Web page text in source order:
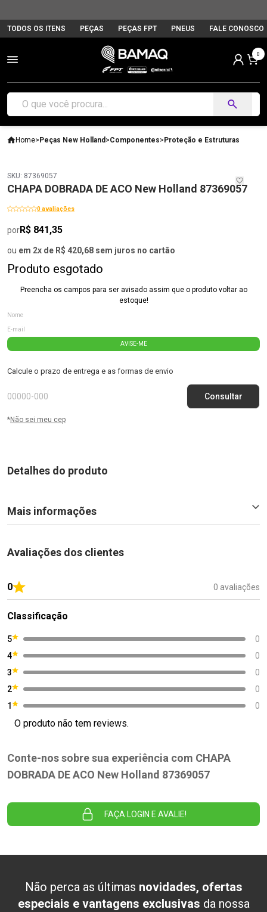
TODOS OS ITENS PEÇAS PEÇAS FPT PNEUS FALE CONOSCO
0
Home>Peças New Holland >Componentes>Proteção e Estruturas
SKU: 87369057
CHAPA DOBRADA DE ACO New Holland 87369057
0 avaliações
porR$ 841,35
ou em 2x de R$ 420,68 sem juros no cartão
Produto esgotado
Preencha os campos para ser avisado assim que o produto voltar ao
estoque!
AVISE-ME
Calcule o prazo de entrega e as formas de envio
*Não sei meu cep
Detalhes do produto
Mais informações
Avaliações dos clientes
0 0 avaliações
Classificação
5
0
4
0
3
0
2
0
1
0
O produto não tem reviews.
Conte-nos sobre sua experiência com CHAPA
DOBRADA DE ACO New Holland 87369057
FAÇA LOGIN E AVALIE!
Não perca as últimas novidades, ofertas
especiais e vantagens exclusivas da nossa